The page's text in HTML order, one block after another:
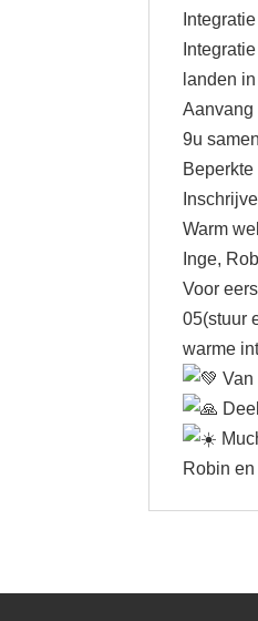
landen
Aanvang
9u
Warm
Inge,
Voor
05(stuur
warme
Van
Robin